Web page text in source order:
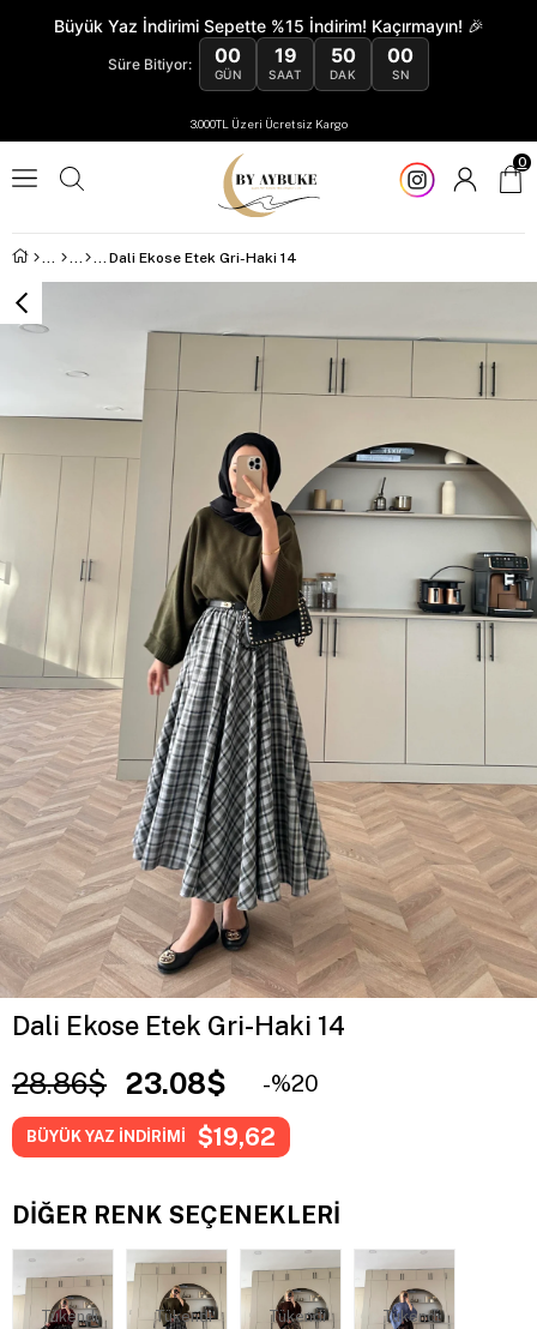
Büyük Yaz İndirimi Sepette %15 İndirim! Kaçırmayın! 🎉
Süre Bitiyor: 00
GÜN
19
SAAT
50
DAK
00
SN
3.000TL Üzeri Ücretsiz Kargo
0
Dali Ekose Etek Gri-Haki 14
Dali Ekose Etek Gri-Haki 14
28.86$ 23.08$ 20
BÜYÜK YAZ İNDİRİMİ $19,62
DIĞER RENK SEÇENEKLERI
Tükendi Tükendi Tükendi Tükendi